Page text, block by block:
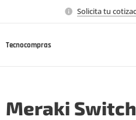
Solicita tu
Tecnocompras
Meraki